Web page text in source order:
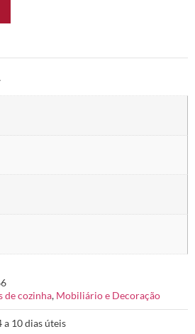
de cozinha, Mobiliário e Decoração
a 10 dias úteis